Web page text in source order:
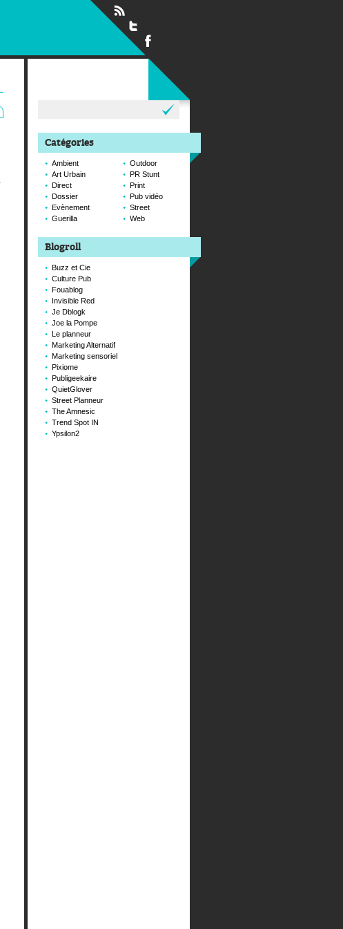
Catégories
Ambient
Art Urbain
Direct
Dossier
Evènement
Guerilla
Outdoor
PR Stunt
Print
Pub vidéo
Street
Web
Blogroll
Buzz et Cie
Culture Pub
Fouablog
Invisible Red
Je Dblogk
Joe la Pompe
Le planneur
Marketing Alternatif
Marketing sensoriel
Pixiome
Publigeekaire
QuietGlover
Street Planneur
The Amnesic
Trend Spot IN
Ypsilon2